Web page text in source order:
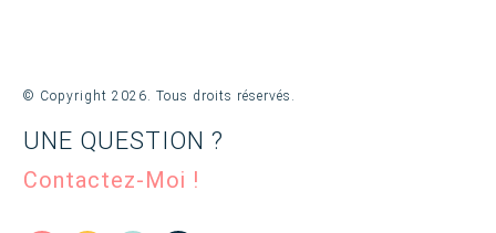
© Copyright 2026. Tous droits réservés.
UNE QUESTION ?
Contactez-Moi !